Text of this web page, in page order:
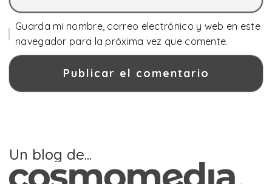
Guarda mi nombre, correo electrónico y web en este
navegador para la próxima vez que comente.
Un blog de...